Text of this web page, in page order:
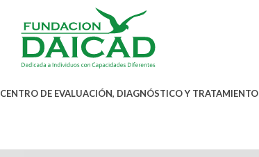
CENTRO DE EVALUACIÓN, DIAGNÓSTICO Y TRATAMIENTO